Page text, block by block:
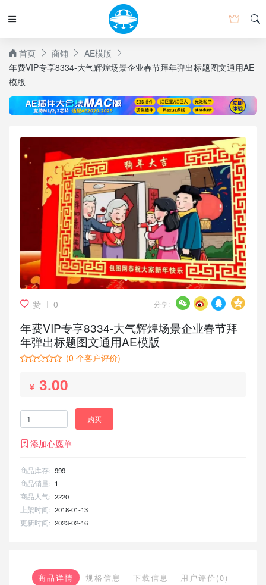
首页 商铺
AE模版
年费VIP专享8334-大气辉煌场景企业春节拜年弹出标题图文通用AE
模版
赞 0 分享:
年费VIP专享8334-大气辉煌场景企业春节拜
年弹出标题图文通用AE模版
(0 个客户评价)
3.00
购买
添加心愿单
商品库存: 999
商品销量: 1
商品人气: 2220
上架时间: 2018-01-13
更新时间: 2023-02-16
商品详情 规格信息 下载信息 用户评价(0)